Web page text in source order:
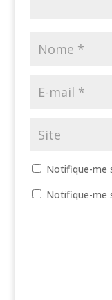
Notifique-me
Notifique-me